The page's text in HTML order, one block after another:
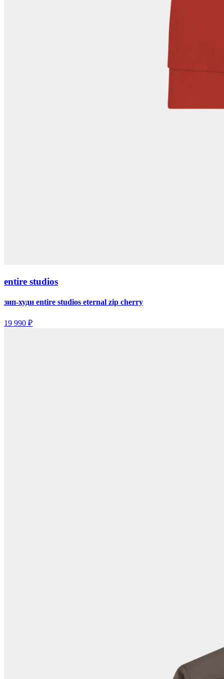
entire studios
зип-худи entire studios eternal zip cherry
19 990 ₽